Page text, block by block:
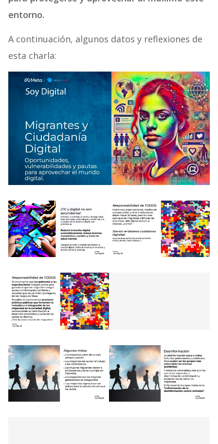
entorno.
A continuación, algunos datos y reflexiones de
esta charla: